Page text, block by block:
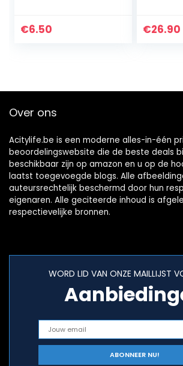
ormig/voor een
€6.50 €26.90
Over ons
Acitylife.be is een moderne alles-in-één
beoordelingswebsite die de beste deals
beschikbaar zijn op amazon en u op de
laatst toegevoegde blogs. Alle
auteursrechtelijk beschermd door hun
eigenaren. Alle geciteerde inhoud is
respectievelijke bronnen.
WORD LID VAN ONZE MAILLIJST